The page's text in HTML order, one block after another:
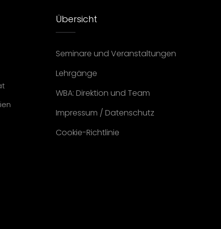
Übersicht
Seminare und Veranstaltungen
Lehrgänge
WBA: Direktion und Team
Impressum / Datenschutz
Cookie-Richtlinie